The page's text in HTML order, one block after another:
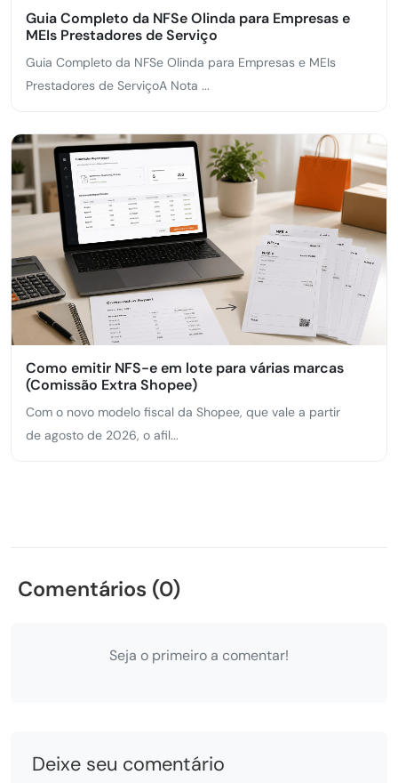
Guia Completo da NFSe Olinda para Empresas e
MEIs Prestadores de Serviço
Guia Completo da NFSe Olinda para Empresas e MEIs
Prestadores de ServiçoA Nota ...
Como emitir NFS-e em lote para várias marcas
(Comissão Extra Shopee)
Com o novo modelo fiscal da Shopee, que vale a partir
de agosto de 2026, o afil...
Comentários (0)
Seja o primeiro a comentar!
Deixe seu comentário